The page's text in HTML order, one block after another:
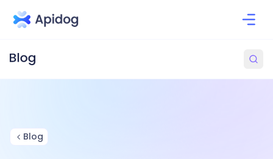
Blog